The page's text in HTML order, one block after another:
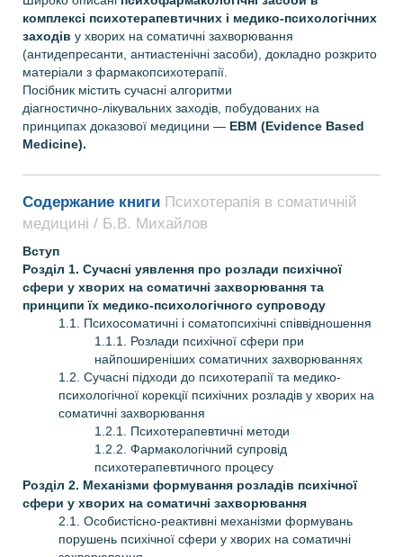
комплексі психотерапевтичних і медико‑психологічних
заходів у хворих на соматичні захворювання
(антидепресанти, антиастенічні засоби), докладно розкрито
матеріали з фармакопсихотерапії.
Посібник містить сучасні алгоритми
діагностично‑лікувальних заходів, побудованих на
принципах доказової медицини — EBМ (Evidence Based
Medicine).
Содержание книги Психотерапія в соматичній
медицині / Б.В. Михайлов
Вступ
Розділ 1. Сучасні уявлення про розлади психічної
сфери у хворих на соматичні захворювання та
принципи їх медико-психологічного супроводу
1.1. Психосоматичні і соматопсихічні співвідношення
1.1.1. Розлади психічної сфери при
найпоширеніших соматичних захворюваннях
1.2. Сучасні підходи до психотерапії та медико-
психологічної корекції психічних розладів у хворих на
соматичні захворювання
1.2.1. Психотерапевтичні методи
1.2.2. Фармакологічний супровід
психотерапевтичного процесу
Розділ 2. Механізми формування розладів психічної
сфери у хворих на соматичні захворювання
2.1. Особистісно-реактивні механізми формувань
порушень психічної сфери у хворих на соматичні